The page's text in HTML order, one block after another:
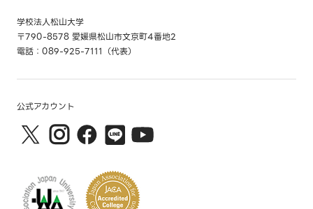
学校法人松山大学
〒790-8578 愛媛県松山市文京町4番地2
電話：089-925-7111（代表）
公式アカウント